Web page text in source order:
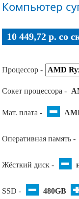
Компьютер
10 449,72 p. co
Процессор -
Сокет процессора -
Мат. плата -
Оперативная память -
Жёсткий диск -
SSD - 480GB